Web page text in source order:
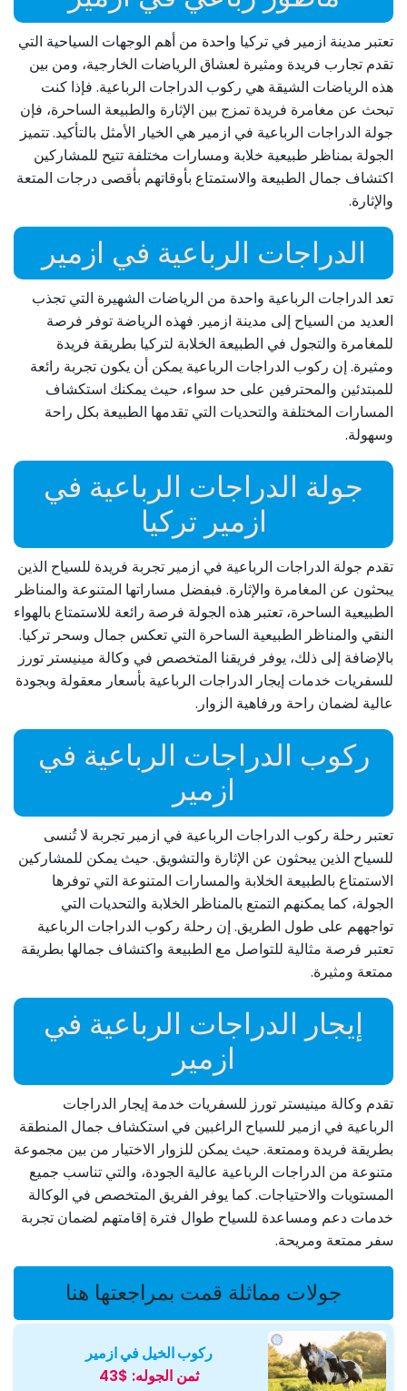
تعتبر مدينة ازمیر في تركيا واحدة من أهم الوجهات السياحية التي
تقدم تجارب فريدة ومثيرة لعشاق الرياضات الخارجية، ومن بين
هذه الرياضات الشيقة هي ركوب الدراجات الرباعية. فإذا كنت
تبحث عن مغامرة فريدة تمزج بين الإثارة والطبيعة الساحرة، فإن
جولة الدراجات الرباعية في ازمیر هي الخيار الأمثل بالتأكيد. تتميز
الجولة بمناظر طبيعية خلابة ومسارات مختلفة تتيح للمشاركين
اكتشاف جمال الطبيعة والاستمتاع بأوقاتهم بأقصى درجات المتعة
والإثارة.
الدراجات الرباعية في ازمیر
تعد الدراجات الرباعية واحدة من الرياضات الشهيرة التي تجذب
العديد من السياح إلى مدينة ازمیر. فهذه الرياضة توفر فرصة
للمغامرة والتجول في الطبيعة الخلابة لتركيا بطريقة فريدة
ومثيرة. إن ركوب الدراجات الرباعية يمكن أن يكون تجربة رائعة
للمبتدئين والمحترفين على حد سواء، حيث يمكنك استكشاف
المسارات المختلفة والتحديات التي تقدمها الطبيعة بكل راحة
وسهولة.
جولة الدراجات الرباعية في
ازمیر تركيا
تقدم جولة الدراجات الرباعية في ازمیر تجربة فريدة للسياح الذين
يبحثون عن المغامرة والإثارة. فبفضل مساراتها المتنوعة والمناظر
الطبيعية الساحرة، تعتبر هذه الجولة فرصة رائعة للاستمتاع بالهواء
النقي والمناظر الطبيعية الساحرة التي تعكس جمال وسحر تركيا.
بالإضافة إلى ذلك، يوفر فريقنا المتخصص في وكالة مینیستر تورز
للسفريات خدمات إيجار الدراجات الرباعية بأسعار معقولة وبجودة
عالية لضمان راحة ورفاهية الزوار.
ركوب الدراجات الرباعية في
ازمیر
تعتبر رحلة ركوب الدراجات الرباعية في ازمیر تجربة لا تُنسى
للسياح الذين يبحثون عن الإثارة والتشويق. حيث يمكن للمشاركين
الاستمتاع بالطبيعة الخلابة والمسارات المتنوعة التي توفرها
الجولة، كما يمكنهم التمتع بالمناظر الخلابة والتحديات التي
تواجههم على طول الطريق. إن رحلة ركوب الدراجات الرباعية
تعتبر فرصة مثالية للتواصل مع الطبيعة واكتشاف جمالها بطريقة
ممتعة ومثيرة.
إيجار الدراجات الرباعية في
ازمیر
تقدم وكالة مینیستر تورز للسفريات خدمة إيجار الدراجات
الرباعية في ازمیر للسياح الراغبين في استكشاف جمال المنطقة
بطريقة فريدة وممتعة. حيث يمكن للزوار الاختيار من بين مجموعة
متنوعة من الدراجات الرباعية عالية الجودة، والتي تناسب جميع
المستويات والاحتياجات. كما يوفر الفريق المتخصص في الوكالة
خدمات دعم ومساعدة للسياح طوال فترة إقامتهم لضمان تجربة
سفر ممتعة ومريحة.
جولات مماثلة قمت بمراجعتها هنا
ركوب الخيل في ازمیر
ثمن الجوله: $43